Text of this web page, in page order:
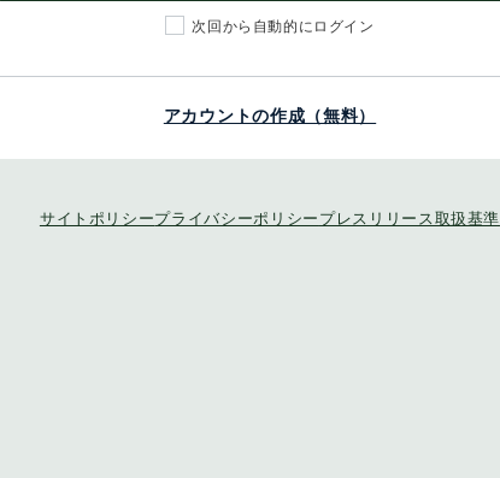
次回から自動的にログイン
アカウントの作成（無料）
サイトポリシープライバシーポリシー プレスリリース取扱基準